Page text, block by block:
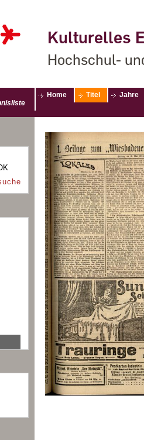
Kulturelles
Hochschul-
Home Titel Jahre